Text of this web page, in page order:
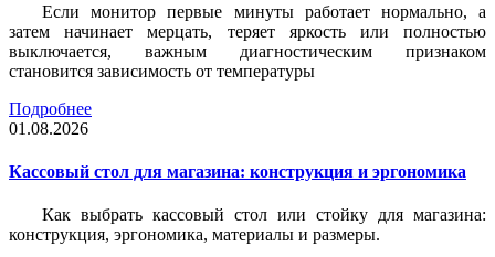
Если монитор первые минуты работает нормально, а
затем начинает мерцать, теряет яркость или полностью
выключается, важным диагностическим признаком
становится зависимость от температуры
Подробнее
01.08.2026
Кассовый стол для магазина: конструкция и эргономика
Как выбрать кассовый стол или стойку для магазина:
конструкция, эргономика, материалы и размеры.